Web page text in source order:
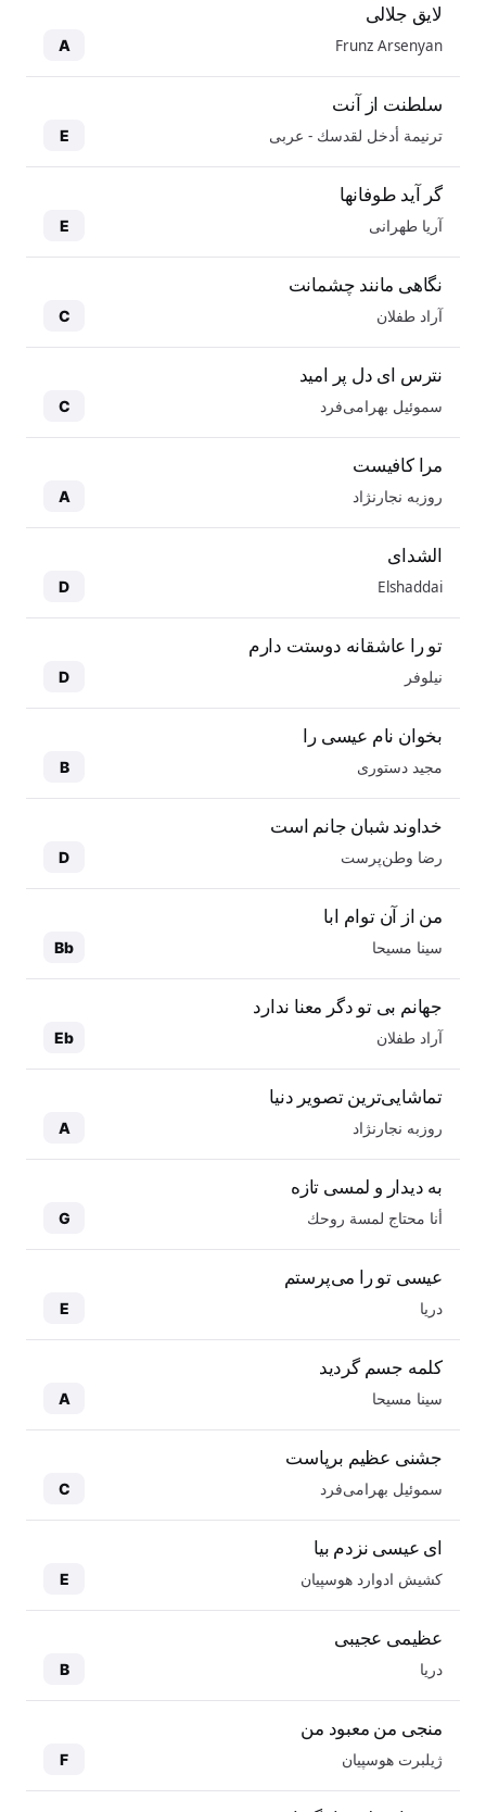
لایق جلالی
Frunz Arsenyan
A
سلطنت از آنت
ترنيمة أدخل لقدسك - عربی E
گر آید طوفانها
آریا طهرانی E
نگاهی مانند چشمانت
آراد طفلان C
نترس ای دل پر امید
سموئیل بهرامی‌فرد C
مرا کافیست
روزبه نجارنژاد A
الشدای
Elshaddai
D
تو را عاشقانه دوستت دارم
نیلوفر D
بخوان نام عیسی را
مجید دستوری B
خداوند شبان جانم است
رضا وطن‌پرست D
من از آن توام ابا
سینا مسیحا Bb
جهانم بی تو دگر معنا ندارد
آراد طفلان Eb
تماشایی‌ترین تصویر دنیا
روزبه نجارنژاد A
به دیدار و لمسی تازه
أنا محتاج لمسة روحك G
عیسی تو را می‌پرستم
دریا E
کلمه جسم گردید
سینا مسیحا A
جشنی عظیم برپاست
سموئیل بهرامی‌فرد C
ای عیسی نزدم بیا
کشیش ادوارد هوسپیان E
عظیمی عجیبی
دریا B
منجی من معبود من
ژیلبرت هوسپیان F